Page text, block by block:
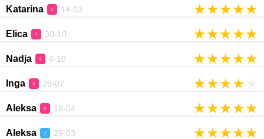
Katarina ♀ 14-03 ★★★★★
Elica ♀ 30-10 ★★★★★
Nadja ♀ 4-10 ★★★★★
Inga ♀ 29-07 ★★★★
Aleksa ♀ 16-04 ★★★★★
Aleksa ♂ 29-03 ★★★★★